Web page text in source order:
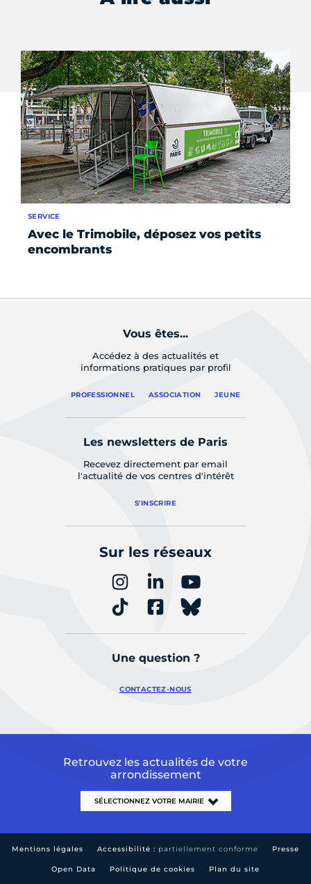
Avec le Trimobile, déposez vos petits
encombrants
SERVICE
Vous êtes...
Accédez à des actualités et
informations pratiques par profil
PROFESSIONNEL ASSOCIATION JEUNE
Les newsletters de Paris
Recevez directement par email
l'actualité de vos centres d'intérêt
S'INSCRIRE
Sur les réseaux
Une question ?
CONTACTEZ-NOUS
Retrouvez les actualités de votre
arrondissement
Mentions légales Accessibilité : partiellement conforme Presse
Open Data Politique de cookies Plan du site